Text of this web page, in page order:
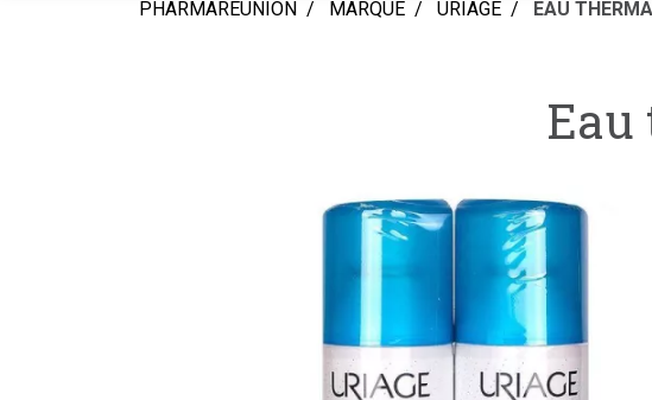
PHARMAREUNION MARQUE URIAGE EAU
Eau